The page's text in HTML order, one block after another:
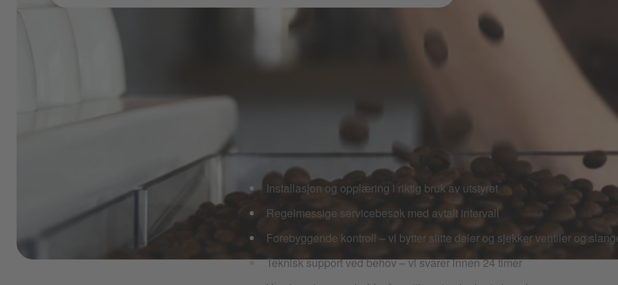
Installasjon og opplæring i riktig bruk av utstyret
Regelmessige servicebesøk med avtalt intervall
Forebyggende kontroll – vi bytter slitte deler og sjekker ventiler og
Teknisk support ved behov – vi svarer innen 24 timer